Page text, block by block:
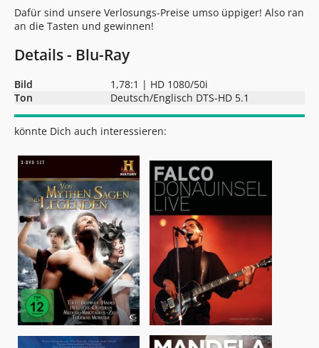
Dafür sind unsere Verlosungs-Preise umso üppiger! Also ran
an die Tasten und gewinnen!
Details - Blu-Ray
Bild
1,78:1 | HD 1080/50i
Ton
Deutsch/Englisch DTS-HD 5.1
könnte Dich auch interessieren: